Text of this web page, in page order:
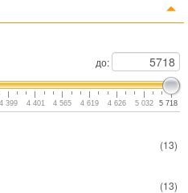
до:
4 399 4 401 4 565 4 619 4 626 5 032 5 718
(13)
(13)